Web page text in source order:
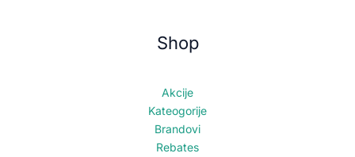
Shop
Akcije
Kateogorije
Brandovi
Rebates